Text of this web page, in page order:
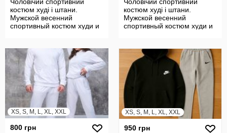
костюм худі і штани.
Мужской весенний
спортивный костюм худи и
костюм худі і штани.
Мужской весенний
спортивный костюм худи и
XS, S, M, L, XL, XXL
800 грн
XS, S, M, L, XL, XXL
950 грн